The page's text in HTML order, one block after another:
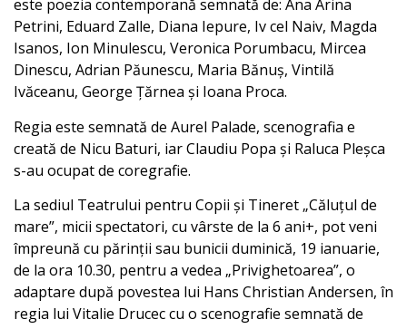
este poezia contemporană semnată de: Ana Arina
Petrini, Eduard Zalle, Diana Iepure, Iv cel Naiv, Magda
Isanos, Ion Minulescu, Veronica Porumbacu, Mircea
Dinescu, Adrian Păunescu, Maria Bănuș, Vintilă
Ivăceanu, George Țărnea și Ioana Proca.
Regia este semnată de Aurel Palade, scenografia e
creată de Nicu Baturi, iar Claudiu Popa și Raluca Pleșca
s-au ocupat de coregrafie.
La sediul Teatrului pentru Copii și Tineret „Căluțul de
mare”, micii spectatori, cu vârste de la 6 ani+, pot veni
împreună cu părinții sau bunicii duminică, 19 ianuarie,
de la ora 10.30, pentru a vedea „Privighetoarea”, o
adaptare după povestea lui Hans Christian Andersen, în
regia lui Vitalie Drucec cu o scenografie semnată de